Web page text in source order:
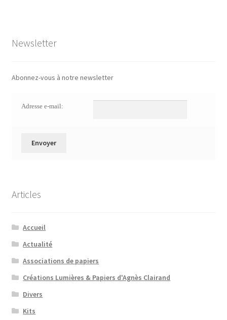
Newsletter
Abonnez-vous à notre newsletter
Adresse e-mail:
Articles
Accueil
Actualité
Associations de papiers
Créations Lumières & Papiers d'Agnès Clairand
Divers
Kits